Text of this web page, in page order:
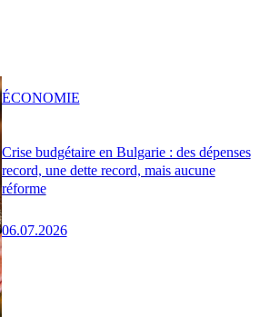
Crise budgétaire en Bulgarie : des dépenses
record, une dette record, mais aucune
réforme
06.07.2026
ÉCONOMIE